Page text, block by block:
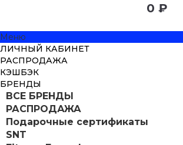
0 ₽
Меню
ЛИЧНЫЙ КАБИНЕТ
РАСПРОДАЖА
КЭШБЭК
БРЕНДЫ
ВСЕ БРЕНДЫ
РАСПРОДАЖА
Подарочные сертификаты
SNT